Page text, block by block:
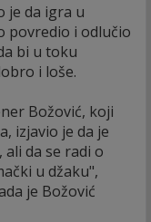
je da igra u
povredio i odlučio
bi u toku
i loše.
Božović, koji
izjavio je da je
da se radi o
u džaku",
je Božović